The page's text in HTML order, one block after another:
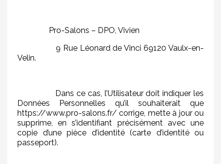
Pro-Salons – DPO, Vivien
9 Rue Léonard de Vinci 69120 Vaulx-en-
Velin.
Dans ce cas, l’Utilisateur doit indiquer les
Données Personnelles qu’il souhaiterait que
https://www.pro-salons.fr/ corrige, mette à jour ou
supprime, en s’identifiant précisément avec une
copie d’une pièce d’identité (carte d’identité ou
passeport).